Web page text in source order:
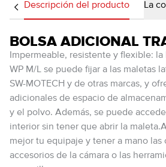
Descripción del producto La
BOLSA ADICIONAL
Impermeable, resistente y flexible:
WP M/L se puede fijar a las maletas
SW-MOTECH y de otras marcas, y
adicionales de espacio de
y el polvo. Además, se puede
interior sin tener que abrir la
mejor tu equipaje y tener a mano las
accesorios de la cámara o las